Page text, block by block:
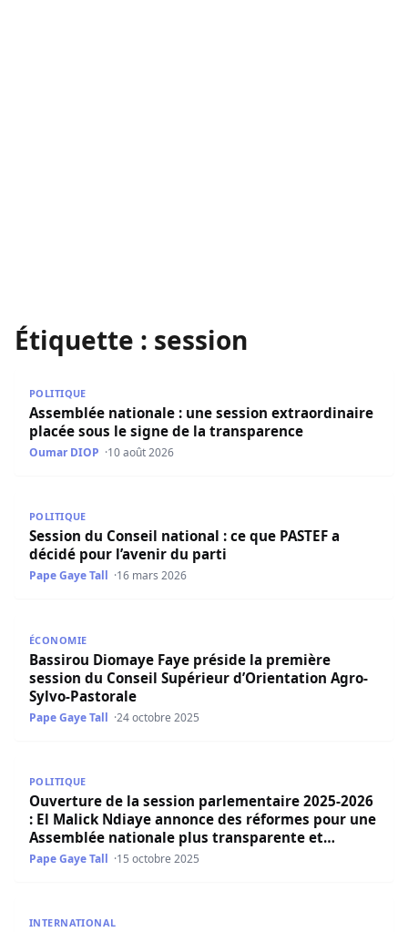
Étiquette : session
POLITIQUE
Assemblée nationale : une session extraordinaire
placée sous le signe de la transparence
Oumar DIOP 10 août 2026
POLITIQUE
Session du Conseil national : ce que PASTEF a
décidé pour l’avenir du parti
Pape Gaye Tall 16 mars 2026
ÉCONOMIE
Bassirou Diomaye Faye préside la première
session du Conseil Supérieur d’Orientation Agro-
Sylvo-Pastorale
Pape Gaye Tall 24 octobre 2025
POLITIQUE
Ouverture de la session parlementaire 2025-2026
: El Malick Ndiaye annonce des réformes pour une
Assemblée nationale plus transparente et
performante
Pape Gaye Tall 15 octobre 2025
INTERNATIONAL